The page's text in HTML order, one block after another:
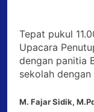
Tepat pukul
Upacara
dengan panitia
sekolah
M. Fajar Sidik,